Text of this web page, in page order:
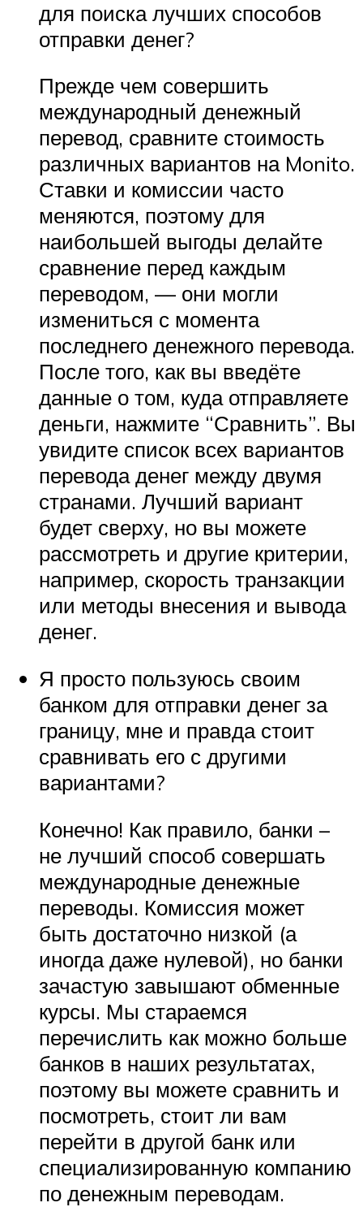
для поиска лучших способов
отправки денег?
Прежде чем совершить
международный денежный
перевод, сравните стоимость
различных вариантов на Monito.
Ставки и комиссии часто
меняются, поэтому для
наибольшей выгоды делайте
сравнение перед каждым
переводом, — они могли
измениться с момента
последнего денежного перевода.
После того, как вы введёте
данные о том, куда отправляете
деньги, нажмите “Сравнить”. Вы
увидите список всех вариантов
перевода денег между двумя
странами. Лучший вариант
будет сверху, но вы можете
рассмотреть и другие критерии,
например, скорость транзакции
или методы внесения и вывода
денег.
Я просто пользуюсь своим
банком для отправки денег за
границу, мне и правда стоит
сравнивать его с другими
вариантами?
Конечно! Как правило, банки –
не лучший способ совершать
международные денежные
переводы. Комиссия может
быть достаточно низкой (а
иногда даже нулевой), но банки
зачастую завышают обменные
курсы. Мы стараемся
перечислить как можно больше
банков в наших результатах,
поэтому вы можете сравнить и
посмотреть, стоит ли вам
перейти в другой банк или
специализированную компанию
по денежным переводам.